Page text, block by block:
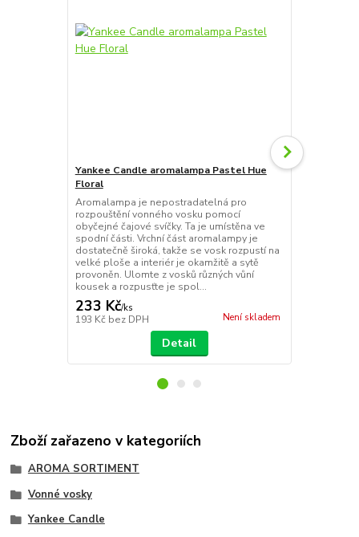
Yankee Candle aromalampa Pastel Hue
Floral
Aromalampa je nepostradatelná pro
rozpouštění vonného vosku pomocí
obyčejné čajové svíčky. Ta je umístěna ve
spodní části. Vrchní část aromalampy je
dostatečně široká, takže se vosk rozpustí na
velké ploše a interiér je okamžitě a sytě
provoněn. Ulomte z vosků různých vůní
kousek a rozpusťte je spol...
233 Kč/ks
193 Kč bez DPH Není skladem
Detail
Zboží zařazeno v kategoriích
AROMA SORTIMENT
Vonné vosky
Yankee Candle